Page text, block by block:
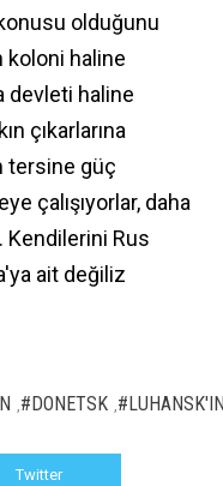
olduğunu
koloni haline
devleti haline
çıkarlarına
tersine güç
çalışıyorlar, daha
Kendilerini Rus
ait değiliz
#DONETSK
Twitter